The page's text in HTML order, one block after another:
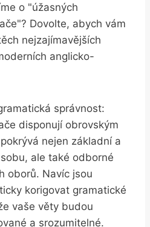
o "úžasných
Dovolte, abych vám
nejzajímavějších
anglicko-
správnost:
disponují obrovským
nejen základní a
ale také odborné
oborů. Navíc jsou
korigovat gramatické
vaše věty budou
a srozumitelné.